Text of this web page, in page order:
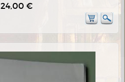
24,00 €